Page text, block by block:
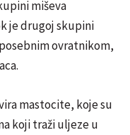
miševa
je drugoj skupini
ovratnikom,
mastocite, koje su
koji traži uljeze u